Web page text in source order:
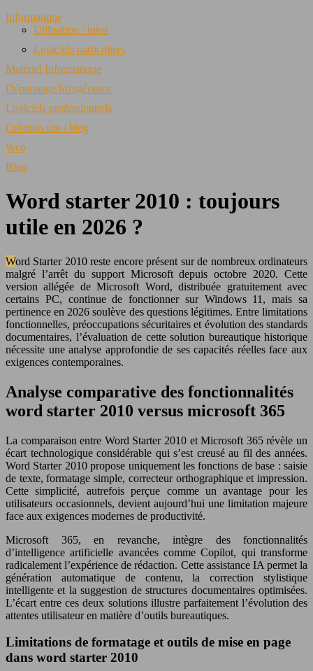
Informatique
Utilisation / tutos
Logiciels particuliers
Matériel Informatique
Dépannage/Infogérance
Logiciels professionnels
Création site / blog
Web
Blog
Word starter 2010 : toujours
utile en 2026 ?
Word Starter 2010 reste encore présent sur de nombreux ordinateurs
malgré l’arrêt du support Microsoft depuis octobre 2020. Cette
version allégée de Microsoft Word, distribuée gratuitement avec
certains PC, continue de fonctionner sur Windows 11, mais sa
pertinence en 2026 soulève des questions légitimes. Entre limitations
fonctionnelles, préoccupations sécuritaires et évolution des standards
documentaires, l’évaluation de cette solution bureautique historique
nécessite une analyse approfondie de ses capacités réelles face aux
exigences contemporaines.
Analyse comparative des fonctionnalités
word starter 2010 versus microsoft 365
La comparaison entre Word Starter 2010 et Microsoft 365 révèle un
écart technologique considérable qui s’est creusé au fil des années.
Word Starter 2010 propose uniquement les fonctions de base : saisie
de texte, formatage simple, correcteur orthographique et impression.
Cette simplicité, autrefois perçue comme un avantage pour les
utilisateurs occasionnels, devient aujourd’hui une limitation majeure
face aux exigences modernes de productivité.
Microsoft 365, en revanche, intègre des fonctionnalités
d’intelligence artificielle avancées comme Copilot, qui transforme
radicalement l’expérience de rédaction. Cette assistance IA permet la
génération automatique de contenu, la correction stylistique
intelligente et la suggestion de structures documentaires optimisées.
L’écart entre ces deux solutions illustre parfaitement l’évolution des
attentes utilisateur en matière d’outils bureautiques.
Limitations de formatage et outils de mise en page
dans word starter 2010